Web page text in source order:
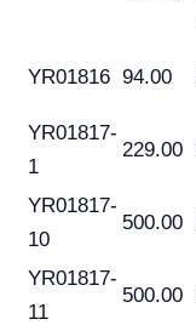
YR01816 94.00
YR01817-
1
229.00
YR01817-
10
500.00
YR01817-
11
500.00